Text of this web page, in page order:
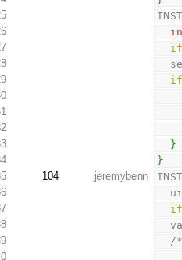
}
}
104 jeremybenn
/